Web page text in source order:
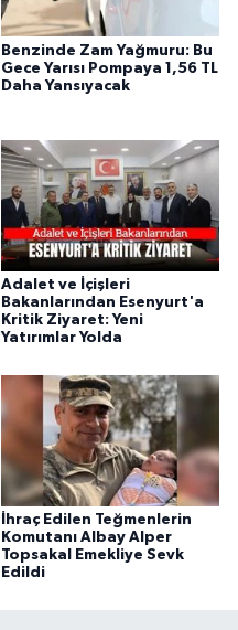
Benzinde Zam Yağmuru: Bu
Gece Yarısı Pompaya 1,56 TL
Daha Yansıyacak
Adalet ve İçişleri
Bakanlarından Esenyurt'a
Kritik Ziyaret: Yeni
Yatırımlar Yolda
İhraç Edilen Teğmenlerin
Komutanı Albay Alper
Topsakal Emekliye Sevk
Edildi